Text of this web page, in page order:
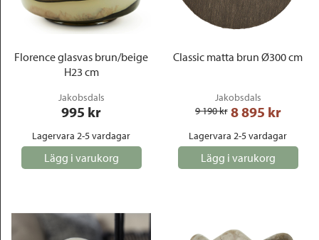
Outlet
Florence glasvas brun/beige
H23 cm
Jakobsdals
995 kr
Lagervara 2-5 vardagar
Lägg i varukorg
Classic matta brun Ø300 cm
Jakobsdals
9 190 kr 8 895 kr
Lagervara 2-5 vardagar
Lägg i varukorg